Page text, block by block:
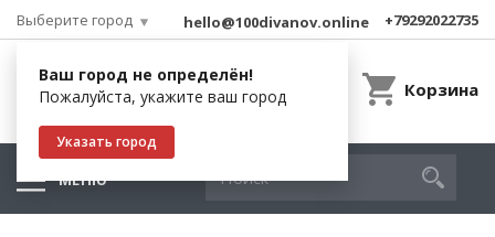
Выберите город
Ваш город не определён!
Пожалуйста, укажите ваш город
Указать город
hello@100divanov.online +79292022735
Корзина
МЕНЮ